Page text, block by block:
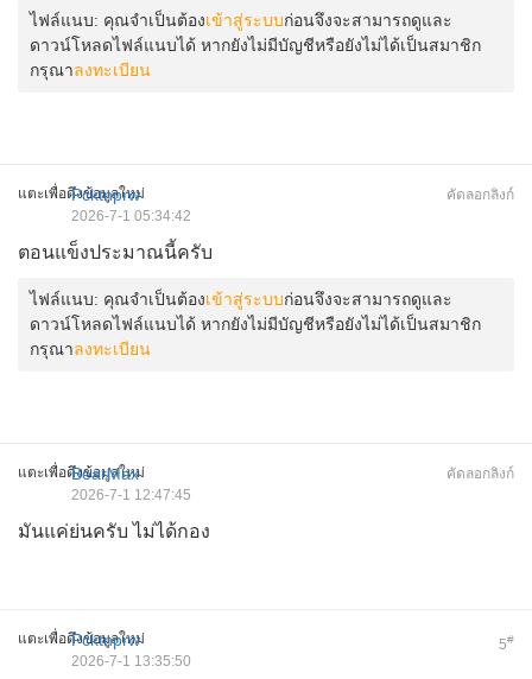
ไฟล์แนบ: คุณจำเป็นต้องเข้าสู่ระบบก่อนจึงจะสามารถดูและ
ดาวน์โหลดไฟล์แนบได้ หากยังไม่มีบัญชีหรือยังไม่ได้เป็นสมาชิก
กรุณาลงทะเบียน
แตะเพื่อดึงข้อมูลใหม่ คัดลอกลิงก์
Pcktnprw
2026-7-1 05:34:42
ตอนแข็งประมาณนี้ครับ
ไฟล์แนบ: คุณจำเป็นต้องเข้าสู่ระบบก่อนจึงจะสามารถดูและ
ดาวน์โหลดไฟล์แนบได้ หากยังไม่มีบัญชีหรือยังไม่ได้เป็นสมาชิก
กรุณาลงทะเบียน
แตะเพื่อดึงข้อมูลใหม่ คัดลอกลิงก์
BearMax
2026-7-1 12:47:45
มันแค่ย่นครับ ไม่ได้กอง
แตะเพื่อดึงข้อมูลใหม่ 5#
Pcktnprw
2026-7-1 13:35:50